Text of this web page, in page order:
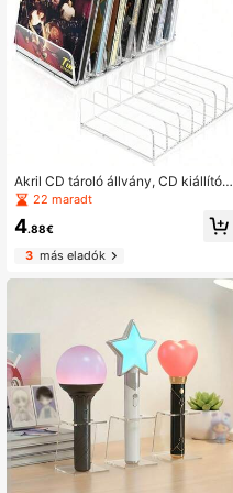
Akril CD tároló állvány, CD kiállító á
llvány, akár 14 standard CD tok tár
olására, média tároláshoz és rendsz
erezéshez, lakásdekorációhoz, isk
olai kellékekhez
22 maradt
4.88€
3más eladók